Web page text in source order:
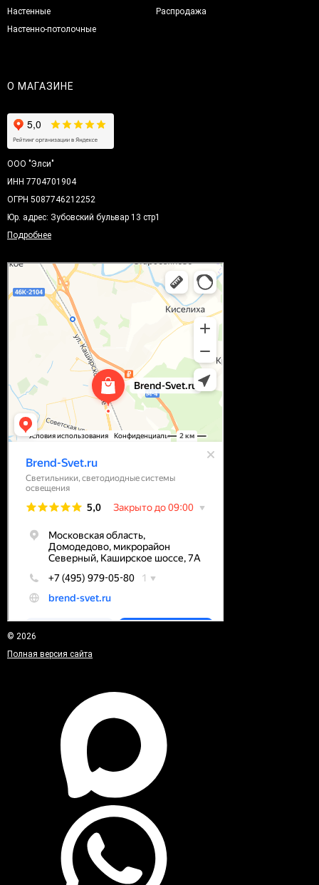
Настенные
Настенно-потолочные
Распродажа
О МАГАЗИНЕ
ООО "Элси"
ИНН 7704701904
ОГРН 5087746212252
Юр. адрес: Зубовский бульвар 13 стр1
Подробнее
© 2026
Полная версия сайта